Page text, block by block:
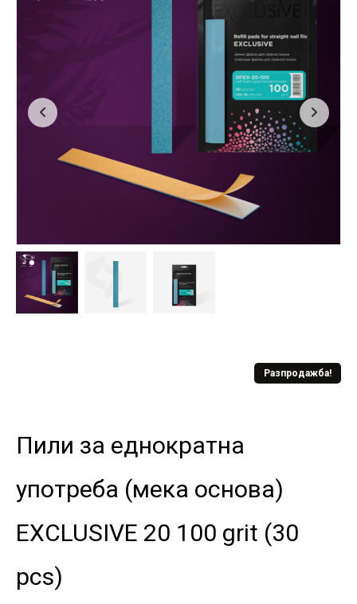
Разпродажба!
Пили за еднократна
употреба (мека основа)
EXCLUSIVE 20 100 grit (30
pcs)